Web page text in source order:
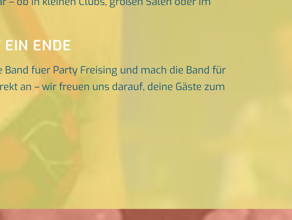
EIN ENDE
Band fuer Party Freising und mach die Band für
an – wir freuen uns darauf, deine Gäste zum